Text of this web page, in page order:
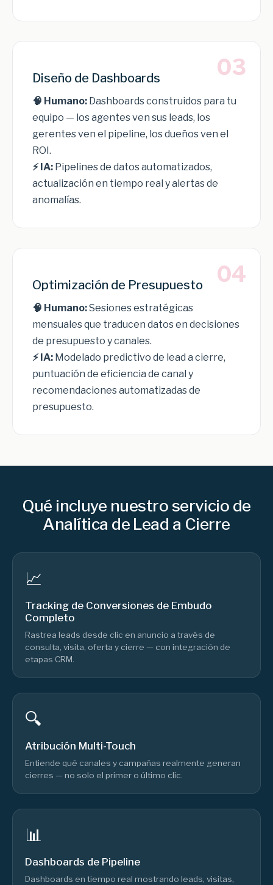
03
Diseño de Dashboards
🧠 Humano: Dashboards construidos para tu
equipo — los agentes ven sus leads, los
gerentes ven el pipeline, los dueños ven el
ROI.
⚡ IA: Pipelines de datos automatizados,
actualización en tiempo real y alertas de
anomalías.
04
Optimización de Presupuesto
🧠 Humano:Sesiones estratégicas
mensuales que traducen datos en decisiones
de presupuesto y canales.
⚡ IA: Modelado predictivo de lead a cierre,
puntuación de eficiencia de canal y
recomendaciones automatizadas de
presupuesto.
Qué incluye nuestro servicio de
Analítica de Lead a Cierre
📈
Tracking de Conversiones de Embudo
Completo
Rastrea leads desde clic en anuncio a través de
consulta, visita, oferta y cierre — con integración de
etapas CRM.
🔍
Atribución Multi-Touch
Entiende qué canales y campañas realmente generan
cierres — no solo el primer o último clic.
📊
Dashboards de Pipeline
Dashboards en tiempo real mostrando leads, visitas,